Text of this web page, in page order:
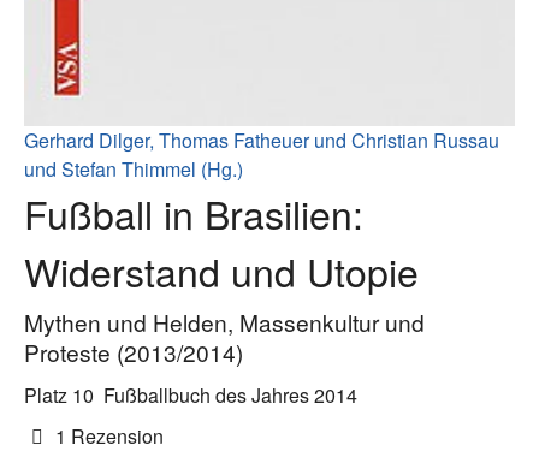
Gerhard Dilger, Thomas Fatheuer und Christian Russau
und Stefan Thimmel (Hg.)
Fußball in Brasilien:
Widerstand und Utopie
Mythen und Helden, Massenkultur und
Proteste (2013/2014)
Platz 10 Fußballbuch des Jahres 2014
1 Rezension